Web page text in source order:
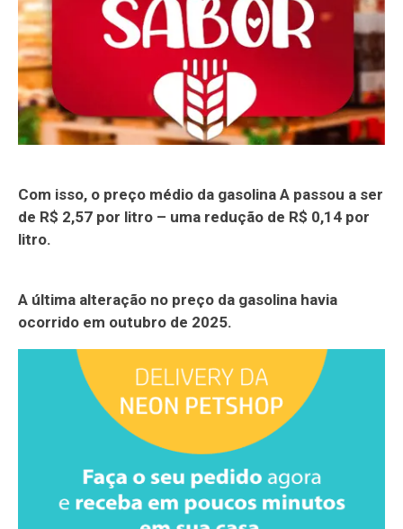
Com isso, o preço médio da gasolina A passou a ser
de R$ 2,57 por litro – uma redução de R$ 0,14 por
litro.
A última alteração no preço da gasolina havia
ocorrido em outubro de 2025.